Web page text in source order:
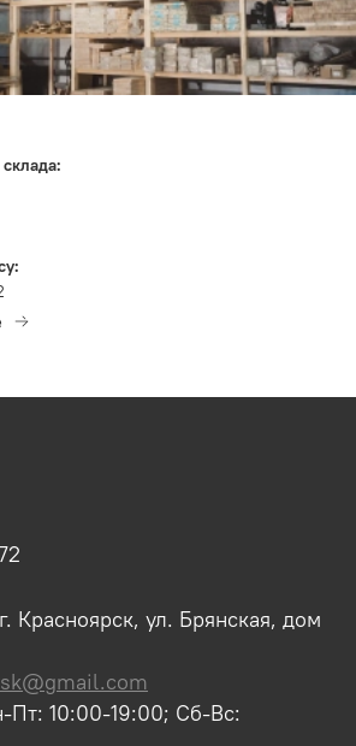
Красноярск, ул. Брянская, дом
Пт: 10:00-19:00; Сб-Вс: